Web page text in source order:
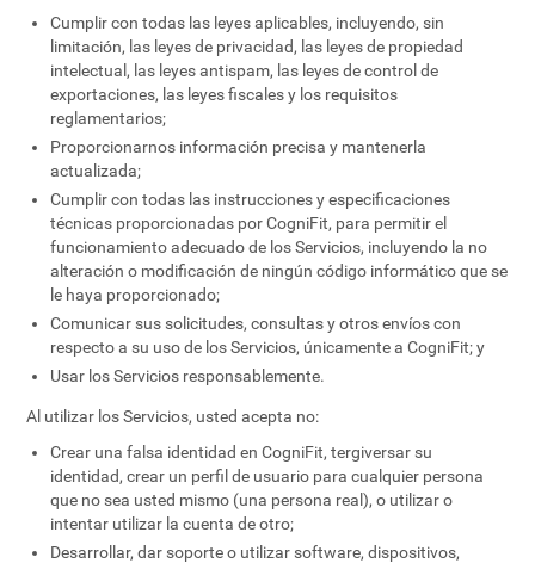
Cumplir con todas las leyes aplicables, incluyendo, sin
limitación, las leyes de privacidad, las leyes de propiedad
intelectual, las leyes antispam, las leyes de control de
exportaciones, las leyes fiscales y los requisitos
reglamentarios;
Proporcionarnos información precisa y mantenerla
actualizada;
Cumplir con todas las instrucciones y especificaciones
técnicas proporcionadas por CogniFit, para permitir el
funcionamiento adecuado de los Servicios, incluyendo la no
alteración o modificación de ningún código informático que se
le haya proporcionado;
Comunicar sus solicitudes, consultas y otros envíos con
respecto a su uso de los Servicios, únicamente a CogniFit; y
Usar los Servicios responsablemente.
Al utilizar los Servicios, usted acepta no:
Crear una falsa identidad en CogniFit, tergiversar su
identidad, crear un perfil de usuario para cualquier persona
que no sea usted mismo (una persona real), o utilizar o
intentar utilizar la cuenta de otro;
Desarrollar, dar soporte o utilizar software, dispositivos,